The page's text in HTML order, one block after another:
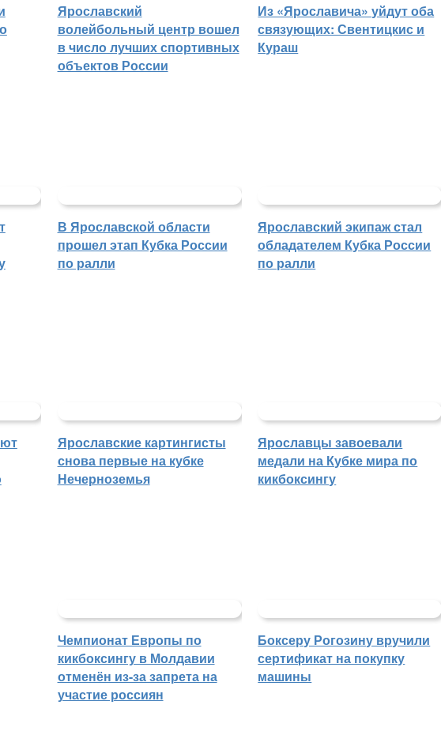
Ярославский
волейбольный центр вошел
в число лучших спортивных
объектов России
Из «Ярославича» уйдут оба
связующих: Свентицкис и
Кураш
В Ярославской области
прошел этап Кубка России
по ралли
Ярославский экипаж стал
обладателем Кубка России
по ралли
Ярославские картингисты
снова первые на кубке
Нечерноземья
Ярославцы завоевали
медали на Кубке мира по
кикбоксингу
Чемпионат Европы по
кикбоксингу в Молдавии
отменён из-за запрета на
участие россиян
Боксеру Рогозину вручили
сертификат на покупку
машины